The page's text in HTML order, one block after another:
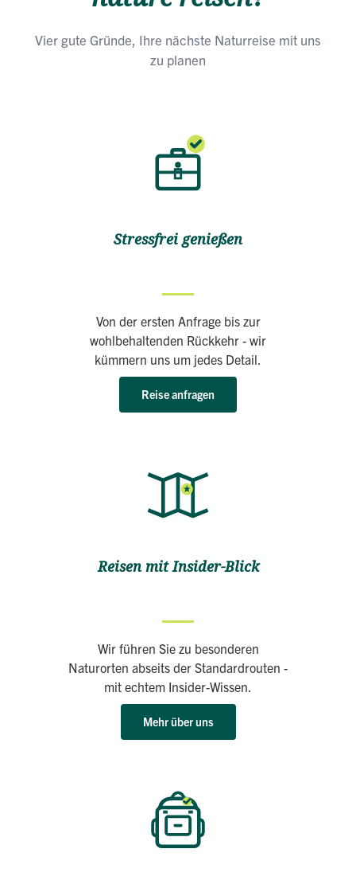
Vier gute Gründe, Ihre nächste Naturreise mit uns
zu planen
Stressfrei genießen
Von der ersten Anfrage bis zur
wohlbehaltenden Rückkehr - wir
kümmern uns um jedes Detail.
Reise anfragen
Reisen mit Insider-Blick
Wir führen Sie zu besonderen
Naturorten abseits der Standardrouten -
mit echtem Insider-Wissen.
Mehr über uns